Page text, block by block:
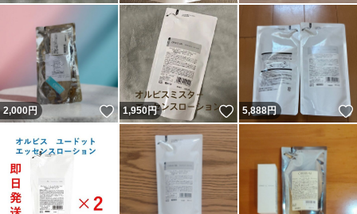
2,000円 いいね！
1,950円 いいね！
5,888円